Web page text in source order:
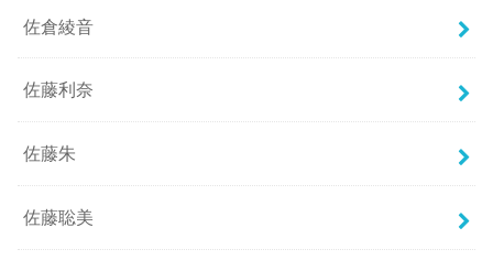
佐倉綾音
佐藤利奈
佐藤朱
佐藤聡美